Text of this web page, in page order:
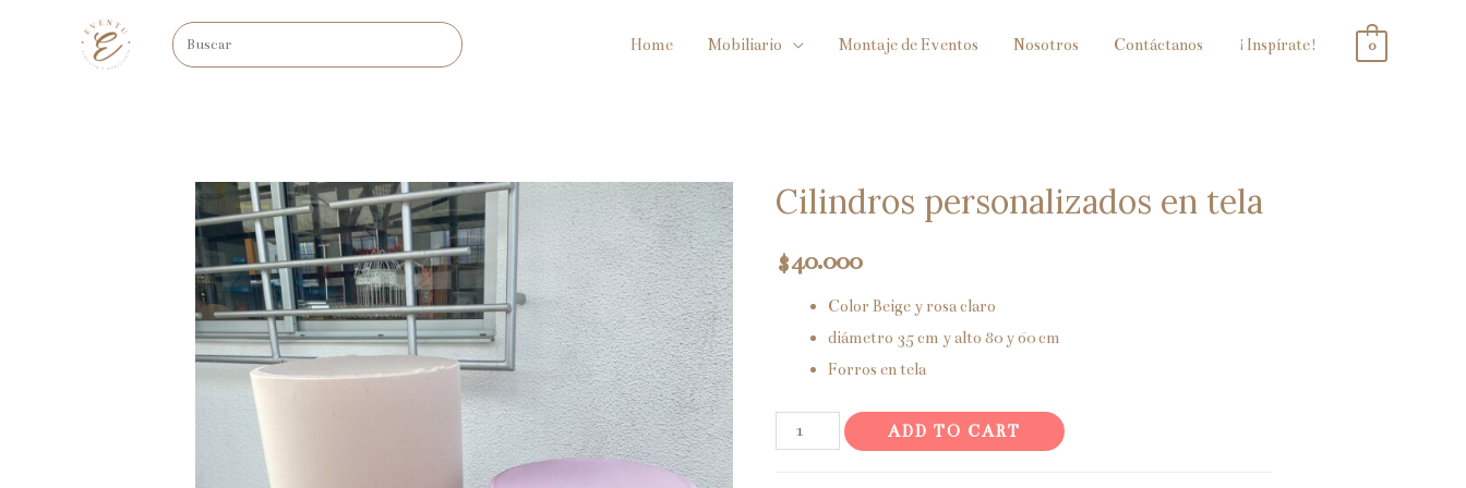
Home Mobiliario Montaje de Eventos Nosotros Contáctanos ¡Inspírate! 0
Cilindros personalizados en tela
$40.000
Color Beige y rosa claro
diámetro 35 cm y alto 80 y 60 cm
Forros en tela
Cilindros
personalizados
ADD TO CART